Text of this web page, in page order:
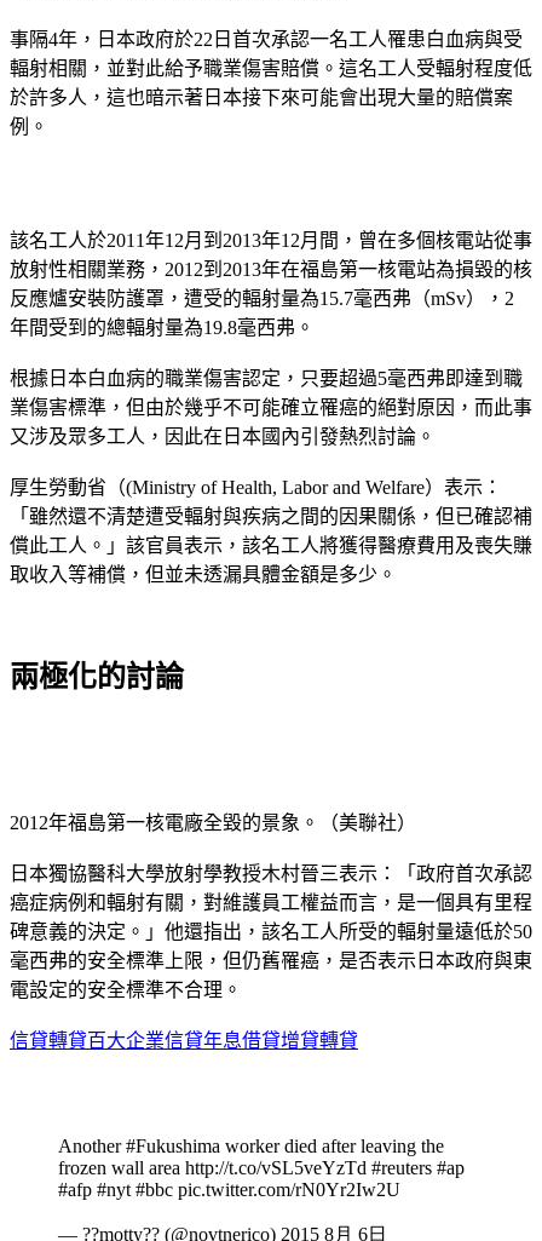
事隔4年，日本政府於22日首次承認一名工人罹患白血病與受
輻射相關，並對此給予職業傷害賠償。這名工人受輻射程度低
於許多人，這也暗示著日本接下來可能會出現大量的賠償案
例。
該名工人於2011年12月到2013年12月間，曾在多個核電站從事
放射性相關業務，2012到2013年在福島第一核電站為損毀的核
反應爐安裝防護罩，遭受的輻射量為15.7毫西弗（mSv），2
年間受到的總輻射量為19.8毫西弗。
根據日本白血病的職業傷害認定，只要超過5毫西弗即達到職
業傷害標準，但由於幾乎不可能確立罹癌的絕對原因，而此事
又涉及眾多工人，因此在日本國內引發熱烈討論。
厚生勞動省（(Ministry of Health, Labor and Welfare）表示：
「雖然還不清楚遭受輻射與疾病之間的因果關係，但已確認補
償此工人。」該官員表示，該名工人將獲得醫療費用及喪失賺
取收入等補償，但並未透漏具體金額是多少。
兩極化的討論
2012年福島第一核電廠全毀的景象。（美聯社）
日本獨協醫科大學放射學教授木村晉三表示：「政府首次承認
癌症病例和輻射有關，對維護員工權益而言，是一個具有里程
碑意義的決定。」他還指出，該名工人所受的輻射量遠低於50
毫西弗的安全標準上限，但仍舊罹癌，是否表示日本政府與東
電設定的安全標準不合理。
信貸轉貸百大企業信貸年息借貸增貸轉貸
Another #Fukushima worker died after leaving the
frozen wall area http://t.co/vSL5veYzTd #reuters #ap
#afp #nyt #bbc pic.twitter.com/rN0Yr2Iw2U
— ??motty?? (@novtnerico) 2015 8月 6日